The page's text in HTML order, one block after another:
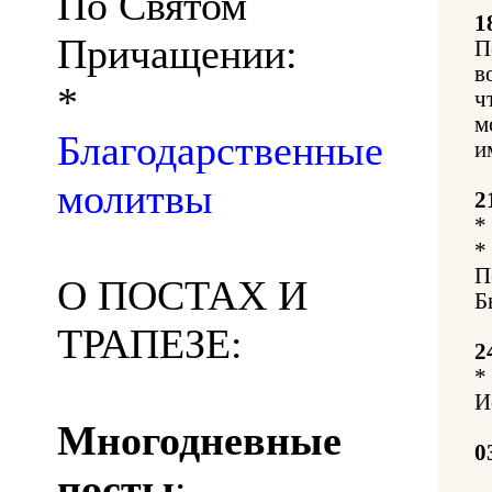
Причащении:
*
Благодарственные
молитвы
О ПОСТАХ И
ТРАПЕЗЕ:
Многодневные
*
*
*